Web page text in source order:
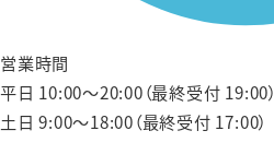
営業時間
平日 10:00〜20:00（最終受付 19:00）
土日 9:00〜18:00（最終受付 17:00）